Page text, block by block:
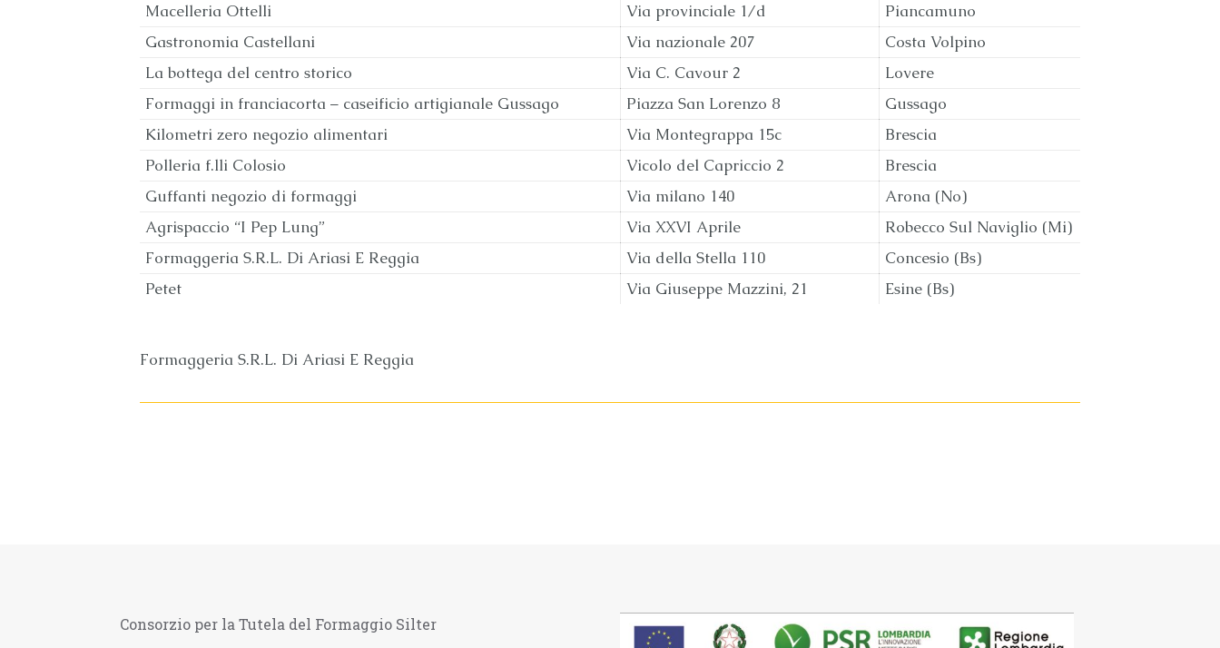
Macelleria Ottelli
Via provinciale 1/d
Piancamuno
Gastronomia Castellani
Via nazionale 207
Costa Volpino
La bottega del centro storico
Via C. Cavour 2
Lovere
Formaggi in franciacorta – caseificio artigianale Gussago
Piazza San Lorenzo 8
Gussago
Kilometri zero negozio alimentari
Via Montegrappa 15c
Brescia
Polleria f.lli Colosio
Vicolo del Capriccio 2
Brescia
Guffanti negozio di formaggi
Via milano 140
Arona (No)
Agrispaccio “I Pep Lung”
Via XXVI Aprile
Robecco Sul Naviglio (Mi)
Formaggeria S.R.L. Di Ariasi E Reggia
Via della Stella 110
Concesio (Bs)
Petet
Via Giuseppe Mazzini, 21 Esine (Bs)
Formaggeria S.R.L. Di Ariasi E Reggia
Consorzio per la Tutela del Formaggio Silter